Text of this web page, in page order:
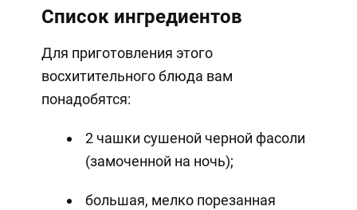
Список ингредиентов
Для приготовления этого
восхитительного блюда вам
понадобятся:
2 чашки сушеной черной фасоли
(замоченной на ночь);
большая, мелко порезанная